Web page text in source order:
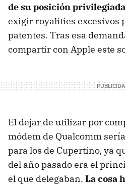
de su posición privilegiada
exigir royalities excesivos
patentes. Tras esa
compartir con Apple este
El dejar de utilizar por
módem de Qualcomm
para los de Cupertino, ya
del año pasado era el
el que delegaban. La cosa